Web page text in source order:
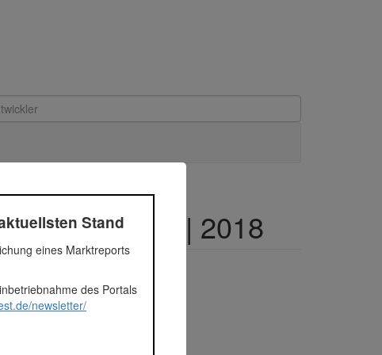
Circle Kredit | 2018
Stand
eines Marktreports
des Portals
newsletter/